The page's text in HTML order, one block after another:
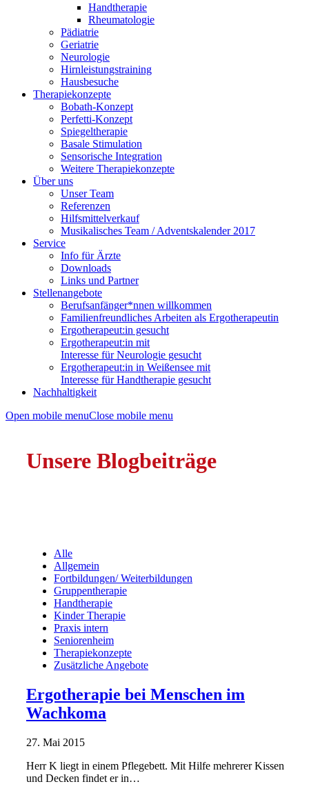
Handtherapie
Rheumatologie
Pädiatrie
Geriatrie
Neurologie
Hirnleistungstraining
Hausbesuche
Therapiekonzepte
Bobath-Konzept
Perfetti-Konzept
Spiegeltherapie
Basale Stimulation
Sensorische Integration
Weitere Therapiekonzepte
Über uns
Unser Team
Referenzen
Hilfsmittelverkauf
Musikalisches Team / Adventskalender 2017
Service
Info für Ärzte
Downloads
Links und Partner
Stellenangebote
Berufsanfänger*nnen willkommen
Familienfreundliches Arbeiten als Ergotherapeutin
Ergotherapeut:in gesucht
Ergotherapeut:in mit
Interesse für Neurologie gesucht
Ergotherapeut:in in Weißensee mit
Interesse für Handtherapie gesucht
Nachhaltigkeit
Open mobile menuClose mobile menu
Unsere Blogbeiträge
Alle
Allgemein
Fortbildungen/ Weiterbildungen
Gruppentherapie
Handtherapie
Kinder Therapie
Praxis intern
Seniorenheim
Therapiekonzepte
Zusätzliche Angebote
Ergotherapie bei Menschen im
Wachkoma
27. Mai 2015
Herr K liegt in einem Pflegebett. Mit Hilfe mehrerer Kissen
und Decken findet er in…